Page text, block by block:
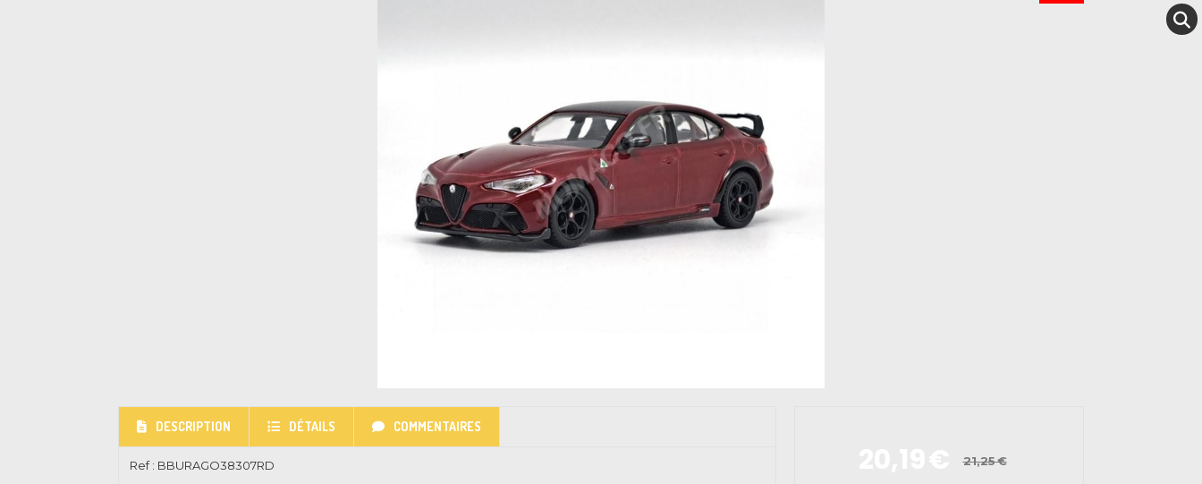
21,25€
DESCRIPTION DÉTAILS COMMENTAIRES
Ref : BBURAGO38307RD